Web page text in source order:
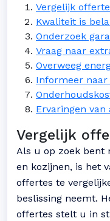
Vergelijk
Kwaliteit is
Onderzoek
Vraag naar
Overweeg
Informeer naar
Ervaringen van
Vergelijk
Als u op zoek bent
en kozijnen, is het
offertes te
beslissing neemt.
offertes stelt u in